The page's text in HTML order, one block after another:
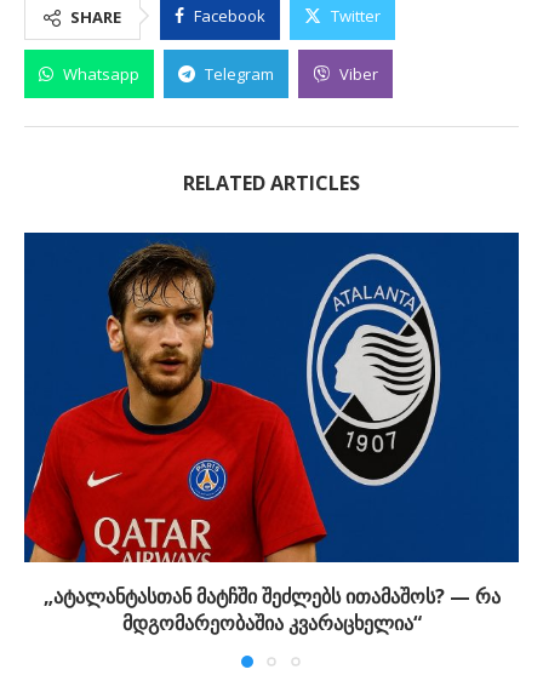
SHARE Facebook Twitter
Whatsapp Telegram Viber
RELATED ARTICLES
„ატალანტასთან მატჩში შეძლებს ითამაშოს? — რა
მდგომარეობაშია კვარაცხელია“